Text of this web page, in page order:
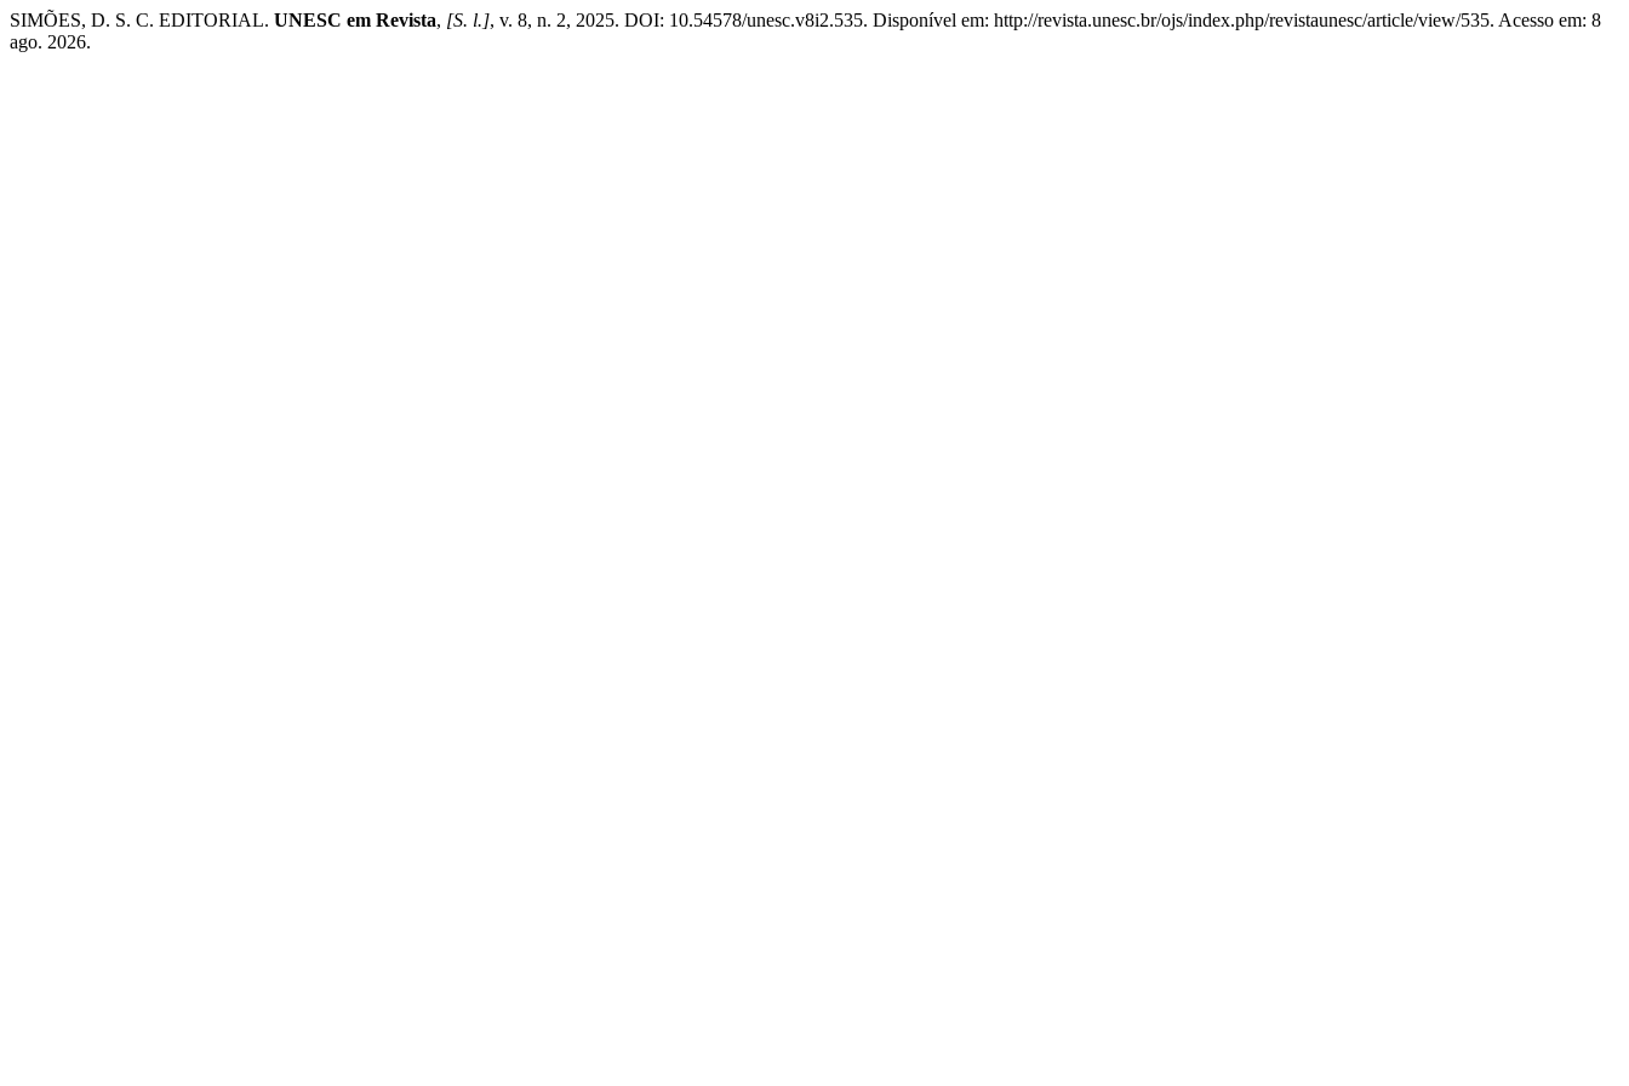
SIMÕES, D. S. C. EDITORIAL. UNESC em Revista, [S. l.], v. 8, n. 2, 2025. DOI: 10.54578/unesc.v8i2.535. Disponível em: http://revista.unesc.br/ojs/index.php/revistaunesc/article/view/535. Acesso em: 8
ago. 2026.